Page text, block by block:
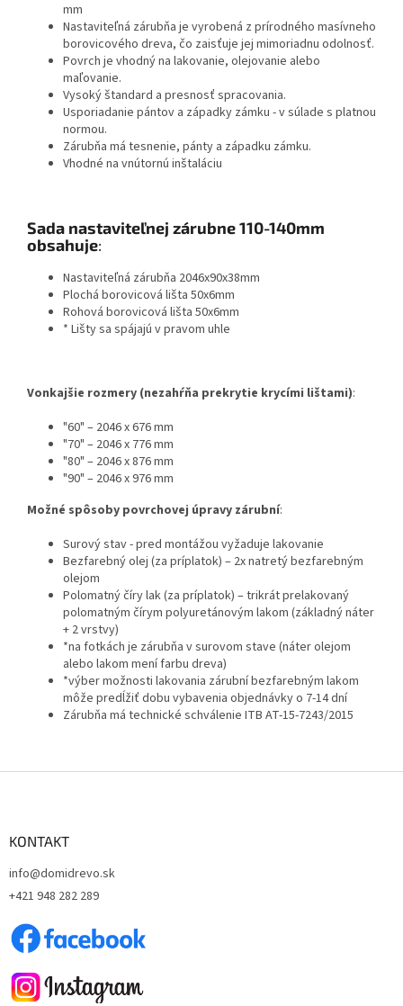
mm
Nastaviteľná zárubňa je vyrobená z prírodného masívneho
borovicového dreva, čo zaisťuje jej mimoriadnu odolnosť.
Povrch je vhodný na lakovanie, olejovanie alebo
maľovanie.
Vysoký štandard a presnosť spracovania.
Usporiadanie pántov a západky zámku - v súlade s platnou
normou.
Zárubňa má tesnenie, pánty a západku zámku.
Vhodné na vnútornú inštaláciu
Sada nastaviteľnej zárubne 110-140mm
obsahuje:
Nastaviteľná zárubňa 2046x90x38mm
Plochá borovicová lišta 50x6mm
Rohová borovicová lišta 50x6mm
* Lišty sa spájajú v pravom uhle
Vonkajšie rozmery (nezahŕňa prekrytie krycími lištami):
"60" – 2046 x 676 mm
"70" – 2046 x 776 mm
"80" – 2046 x 876 mm
"90" – 2046 x 976 mm
Možné spôsoby povrchovej úpravy zárubní:
Surový stav - pred montážou vyžaduje lakovanie
Bezfarebný olej (za príplatok) – 2x natretý bezfarebným
olejom
Polomatný číry lak (za príplatok) – trikrát prelakovaný
polomatným čírym polyuretánovým lakom (základný náter
+ 2 vrstvy)
*na fotkách je zárubňa v surovom stave (náter olejom
alebo lakom mení farbu dreva)
*výber možnosti lakovania zárubní bezfarebným lakom
môže predĺžiť dobu vybavenia objednávky o 7-14 dní
Zárubňa má technické schválenie ITB AT-15-7243/2015
KONTAKT
info@domidrevo.sk
+421 948 282 289